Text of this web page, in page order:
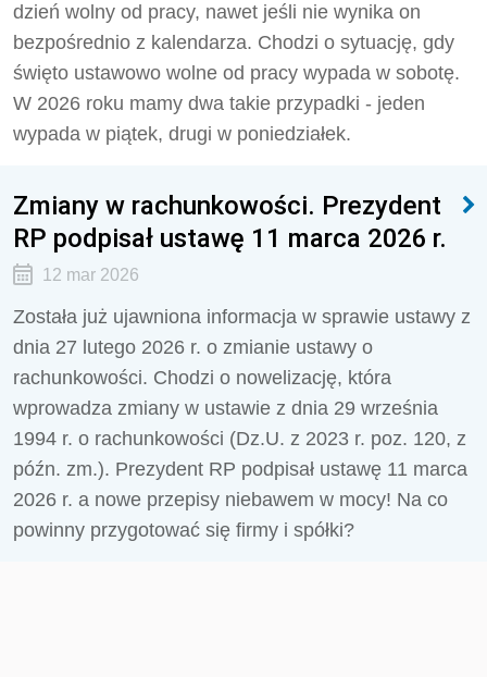
dzień wolny od pracy, nawet jeśli nie wynika on
bezpośrednio z kalendarza. Chodzi o sytuację, gdy
święto ustawowo wolne od pracy wypada w sobotę.
W 2026 roku mamy dwa takie przypadki - jeden
wypada w piątek, drugi w poniedziałek.
Zmiany w rachunkowości. Prezydent
RP podpisał ustawę 11 marca 2026 r.
12 mar 2026
Została już ujawniona informacja w sprawie ustawy z
dnia 27 lutego 2026 r. o zmianie ustawy o
rachunkowości. Chodzi o nowelizację, która
wprowadza zmiany w ustawie z dnia 29 września
1994 r. o rachunkowości (Dz.U. z 2023 r. poz. 120, z
późn. zm.). Prezydent RP podpisał ustawę 11 marca
2026 r. a nowe przepisy niebawem w mocy! Na co
powinny przygotować się firmy i spółki?